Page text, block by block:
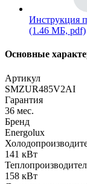
Инструкция
(1.46 МБ, pdf)
Основные
Артикул
SMZUR485V2AI
Гарантия
36 мес.
Бренд
Energolux
141 кВт
158 кВт